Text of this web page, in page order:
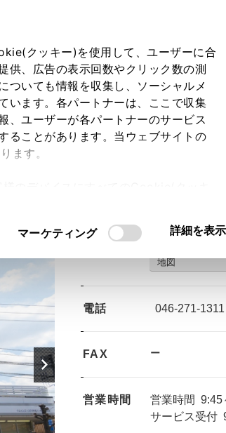
クッキー)を使用して、ユーザーに合
供、広告の表示回数やクリック数の測
ついても情報を収集し、ソーシャルメ
います。各パートナーは、ここで収集
、ユーザーが各パートナーのサービス
ることがあります。当ウェブサイトの
ます。
マーケティング 詳細を表示
住所 神奈川県大和
地図
電話 046-271-1311
FAX ー
営業時間 営業時間
9:45
サービス受付